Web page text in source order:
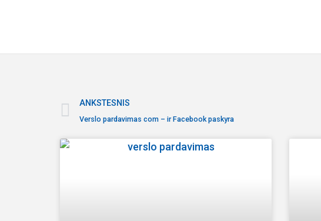
ANKSTESNIS
Verslo pardavimas com – ir Facebook paskyra